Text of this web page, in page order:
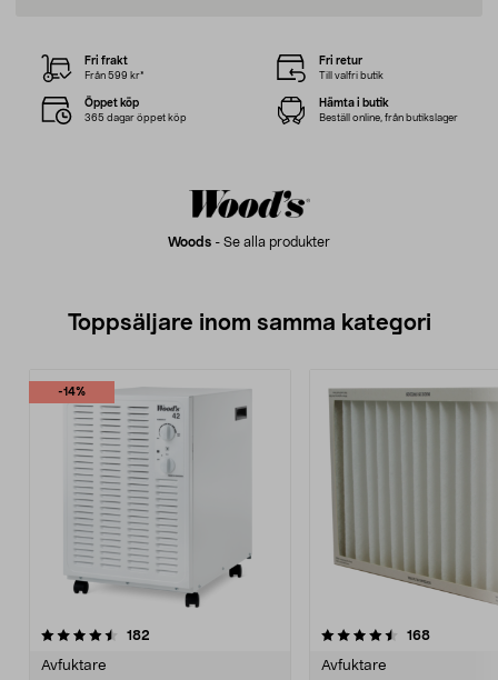
Woods - Se alla produkter
Fri frakt
Från 599 kr*
Fri retur
Till valfri butik
Öppet köp
365 dagar öppet köp
Hämta i butik
Beställ online, från butikslager
Toppsäljare inom samma kategori
-14%
182
Avfuktare
4.5 av 5 stjärnor 168
Avfuktare
4.5 av 5 stjärnor